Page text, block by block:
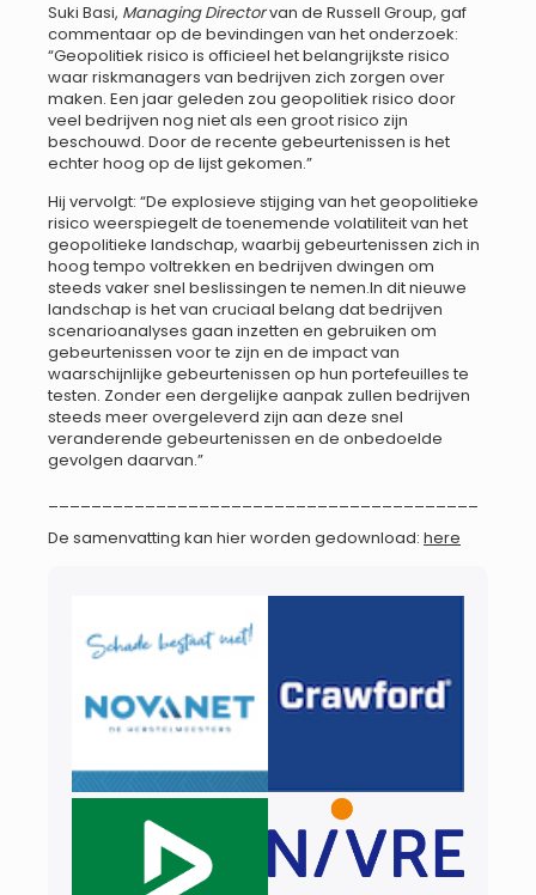
Suki Basi, Managing Directorvan de Russell Group, gaf
commentaar op de bevindingen van het onderzoek:
“Geopolitiek risico is officieel het belangrijkste risico
waar riskmanagers van bedrijven zich zorgen over
maken. Een jaar geleden zou geopolitiek risico door
veel bedrijven nog niet als een groot risico zijn
beschouwd. Door de recente gebeurtenissen is het
echter hoog op de lijst gekomen.”
Hij vervolgt: “De explosieve stijging van het geopolitieke
risico weerspiegelt de toenemende volatiliteit van het
geopolitieke landschap, waarbij gebeurtenissen zich in
hoog tempo voltrekken en bedrijven dwingen om
steeds vaker snel beslissingen te nemen.In dit nieuwe
landschap is het van cruciaal belang dat bedrijven
scenarioanalyses gaan inzetten en gebruiken om
gebeurtenissen voor te zijn en de impact van
waarschijnlijke gebeurtenissen op hun portefeuilles te
testen. Zonder een dergelijke aanpak zullen bedrijven
steeds meer overgeleverd zijn aan deze snel
veranderende gebeurtenissen en de onbedoelde
gevolgen daarvan.”
De samenvatting kan hier worden gedownload: here